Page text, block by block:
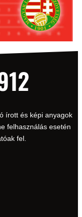
írott és képi anyagok
felhasználás esetén
fel.